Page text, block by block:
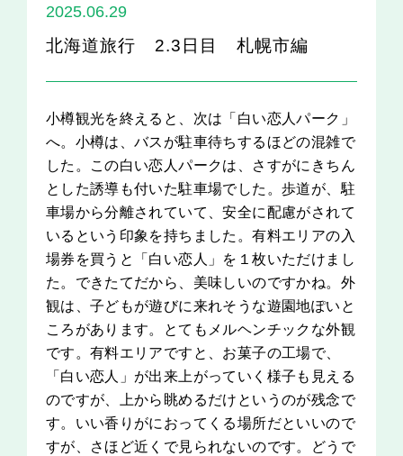
2025.06.29
北海道旅行 2.3日目 札幌市編
小樽観光を終えると、次は「白い恋人パーク」
へ。小樽は、バスが駐車待ちするほどの混雑で
した。この白い恋人パークは、さすがにきちん
とした誘導も付いた駐車場でした。歩道が、駐
車場から分離されていて、安全に配慮がされて
いるという印象を持ちました。有料エリアの入
場券を買うと「白い恋人」を１枚いただけまし
た。できたてだから、美味しいのですかね。外
観は、子どもが遊びに来れそうな遊園地ぽいと
ころがあります。とてもメルヘンチックな外観
です。有料エリアですと、お菓子の工場で、
「白い恋人」が出来上がっていく様子も見える
のですが、上から眺めるだけというのが残念で
す。いい香りがにおってくる場所だといいので
すが、さほど近くで見られないのです。どうで